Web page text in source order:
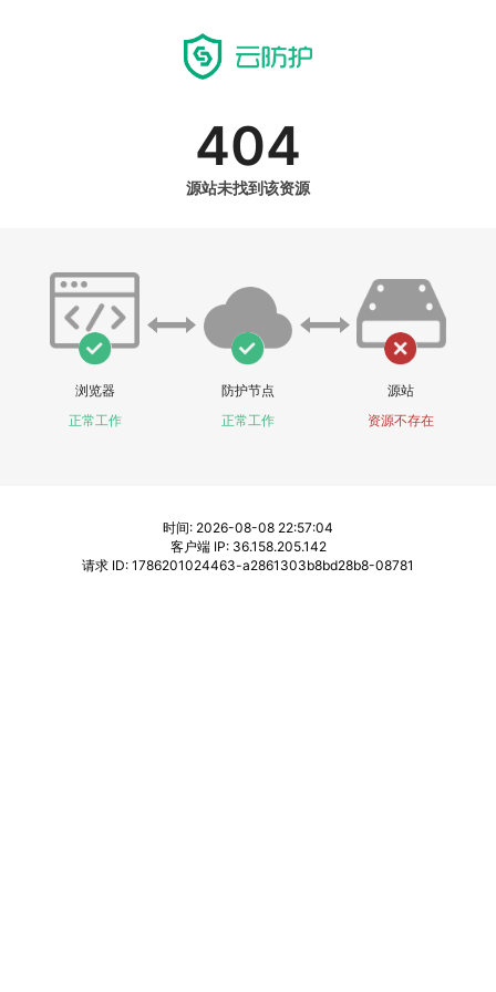
404
源站未找到该资源
浏览器
正常工作
防护节点
正常工作
源站
资源不存在
时间: 2026-08-08 22:57:04
客户端 IP: 36.158.205.142
请求 ID: 1786201024463-a2861303b8bd28b8-08781